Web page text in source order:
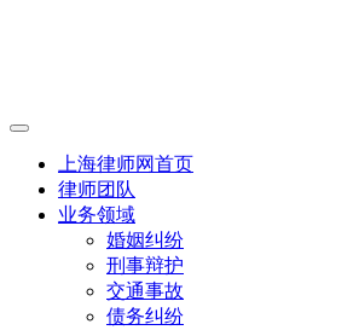
上海律师网首页
律师团队
业务领域
婚姻纠纷
刑事辩护
交通事故
债务纠纷